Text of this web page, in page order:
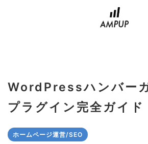
WordPressハンバー
プラグイン完全ガイド
ホームページ運営/SEO